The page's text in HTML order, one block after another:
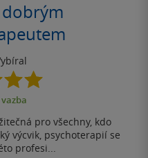
dobrým
pro všechny, kdo
výcvik, psychoterapií se
profesi...